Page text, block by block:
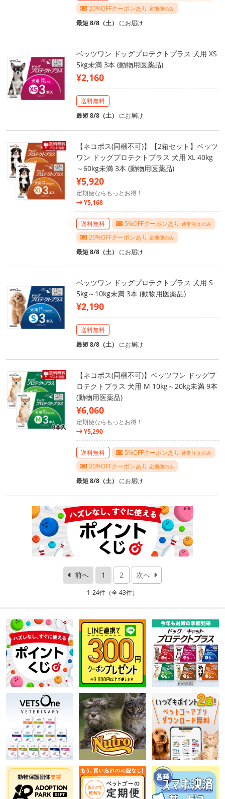
20%OFFクーポンあり 定期便のみ
最短 8/8（土） にお届け
ベッツワン ドッグプロテクトプラス 犬用 XS
5kg未満 3本 (動物用医薬品)
¥2,160
送料無料
最短 8/8（土） にお届け
【ネコポス(同梱不可)】【2箱セット】ベッツ
ワン ドッグプロテクトプラス 犬用 XL 40kg
～60kg未満 3本 (動物用医薬品)
¥5,920
定期便ならもっとお得！
¥5,168
送料無料 5%OFFクーポンあり 通常注文のみ
20%OFFクーポンあり 定期便のみ
最短 8/8（土） にお届け
ベッツワン ドッグプロテクトプラス 犬用 S
5kg～10kg未満 3本 (動物用医薬品)
¥2,190
送料無料
最短 8/8（土） にお届け
【ネコポス(同梱不可)】ベッツワン ドッグプ
ロテクトプラス 犬用 M 10kg～20kg未満 9本
(動物用医薬品)
¥6,060
定期便ならもっとお得！
¥5,290
送料無料 5%OFFクーポンあり 通常注文のみ
20%OFFクーポンあり 定期便のみ
最短 8/8（土） にお届け
前へ 1 2 次へ
1-24件（全 43件）